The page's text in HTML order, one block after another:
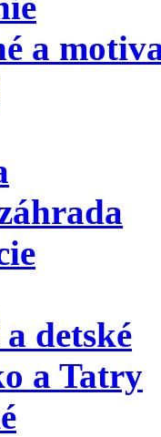
a
detské
a Tatry